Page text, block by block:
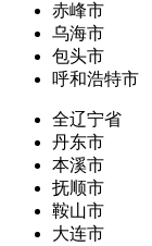
赤峰市
乌海市
包头市
呼和浩特市
全辽宁省
丹东市
本溪市
抚顺市
鞍山市
大连市